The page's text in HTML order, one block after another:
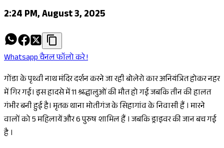
2:24 PM, August 3, 2025
Whatsapp चैनल फॉलो करे !
गोंडा के पृथ्वी नाथ मंदिर दर्शन करने जा रही बोलेरो कार अनियंत्रित होकर नहर
में गिर गई। इस हादसे में 11 श्रद्धालुओं की मौत हो गई जबकि तीन की हालत
गंभीर बनी हुई है। मृतक थाना मोतीगंज के सिहागांव के निवासी हैं । मारने
वालों को 5 महिलायें और 6 पुरुष शामिल हैं । जबकि ड्राइवर की जान बच गई
है ।